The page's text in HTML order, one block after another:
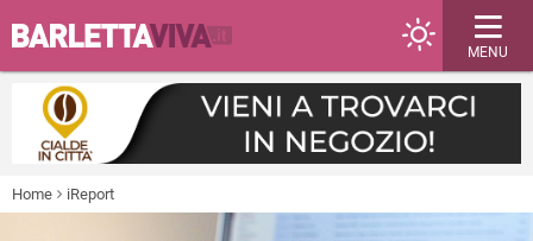
MENU
Home iReport